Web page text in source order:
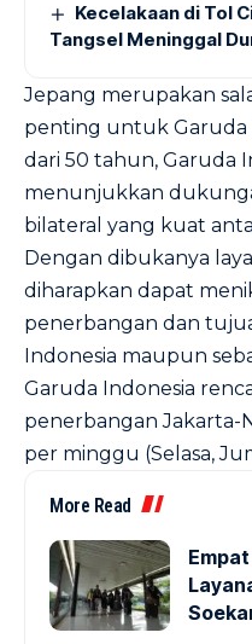
Kecelakaan di Tol
Tangsel Meninggal
Jepang merupakan
penting untuk Garuda
dari 50 tahun, Garuda
menunjukkan
bilateral yang kuat
Dengan dibukanya
diharapkan dapat
penerbangan dan
Indonesia maupun
Garuda Indonesia
penerbangan Jakarta-
per minggu (Selasa,
More Read